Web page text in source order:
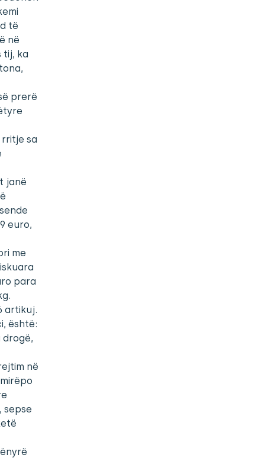
të
në
tij, ka
prerë
rritje sa
janë
euro,
me
para
artikuj.
është:
drogë,
në
sepse